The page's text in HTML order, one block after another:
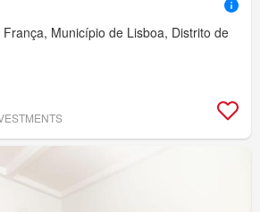
Município de Lisboa, Distrito de